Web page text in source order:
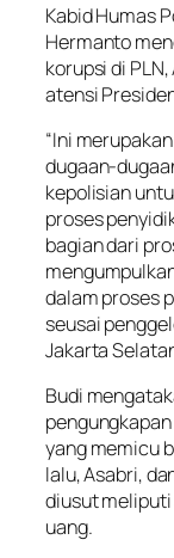
Kabid Humas
Hermanto
korupsi di
atensi
“Ini
dugaan-
kepolisian
proses
bagian dari
dalam proses
seusai
Jakarta
Budi
yang memicu
lalu, Asabri,
diusut
uang.